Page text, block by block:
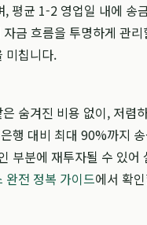
평균 1-2 영업일 내에 송
금 흐름을 투명하게 관리
미칩니다.
숨겨진 비용 없이, 저렴
행 대비 최대 90%까지
부분에 재투자될 수 있어
완전 정복 가이드에서 확